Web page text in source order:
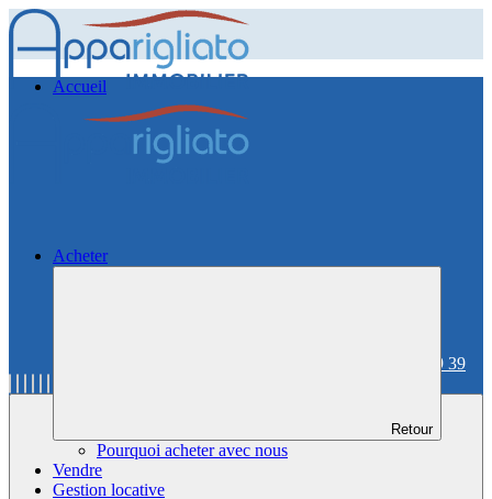
06 59 36 59 39
Accueil
Acheter
Retour
Pourquoi acheter avec nous
Vendre
Gestion locative